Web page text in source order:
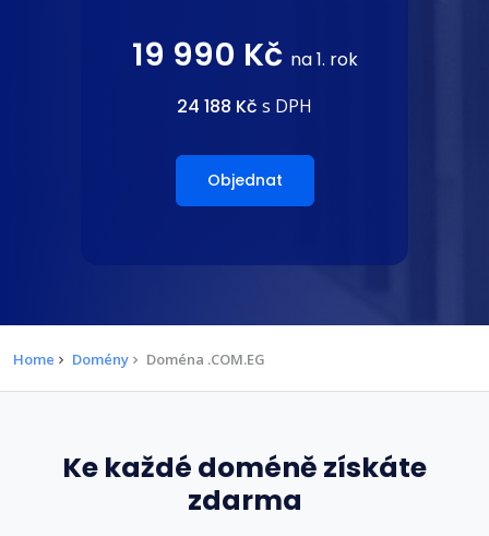
19 990 Kč na 1. rok
24 188 Kč s DPH
Objednat
Home Domény Doména .COM.EG
Ke každé doméně získáte
zdarma